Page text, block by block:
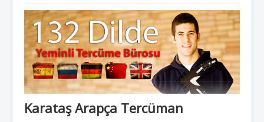
Anasayfa
Kurumsal
Neler Yapıyoruz?
İletişim
Karataş Arapça Tercüman